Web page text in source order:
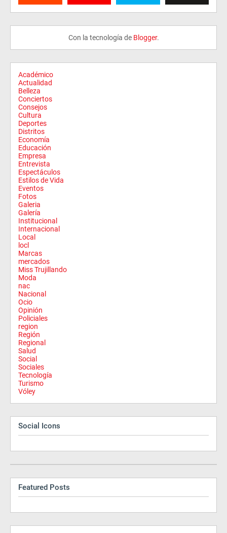
Con la tecnología de Blogger.
Académico
Actualidad
Belleza
Conciertos
Consejos
Cultura
Deportes
Distritos
Economía
Educación
Empresa
Entrevista
Espectáculos
Estilos de Vida
Eventos
Fotos
Galeria
Galería
Institucional
Internacional
Local
locl
Marcas
mercados
Miss Trujillando
Moda
nac
Nacional
Ocio
Opinión
Policiales
region
Región
Regional
Salud
Social
Sociales
Tecnología
Turismo
Vóley
Social Icons
Featured Posts